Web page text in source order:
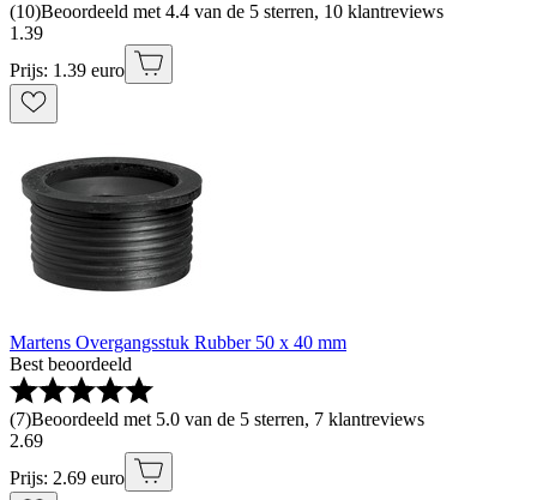
(10)Beoordeeld met 4.4 van de 5 sterren, 10 klantreviews
1 .39
Prijs: 1.39 euro
Martens Overgangsstuk Rubber 50 x 40 mm
Best beoordeeld
(7)Beoordeeld met 5.0 van de 5 sterren, 7 klantreviews
2.69
Prijs: 2.69 euro